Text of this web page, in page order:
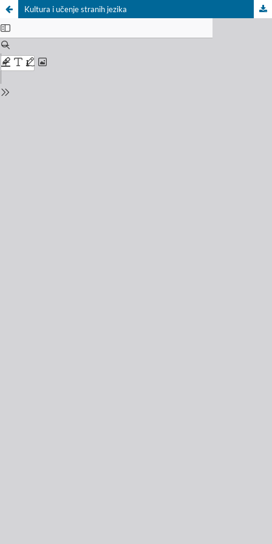
Kultura i učenje stranih jezika